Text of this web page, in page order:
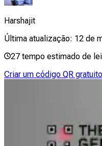
Harshajit
Última atualização: 12 de
27 tempo estimado de
Criar um código QR